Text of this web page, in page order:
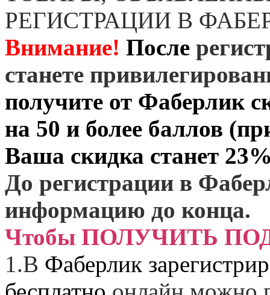
РЕГИСТРАЦИИ В
Внимание! После
станете
получите от Фаберлик
на 50 и более баллов
Ваша скидка станет
До регистрации в
информацию до конца.
Чтобы ПОЛУЧИТЬ
1.В Фаберлик